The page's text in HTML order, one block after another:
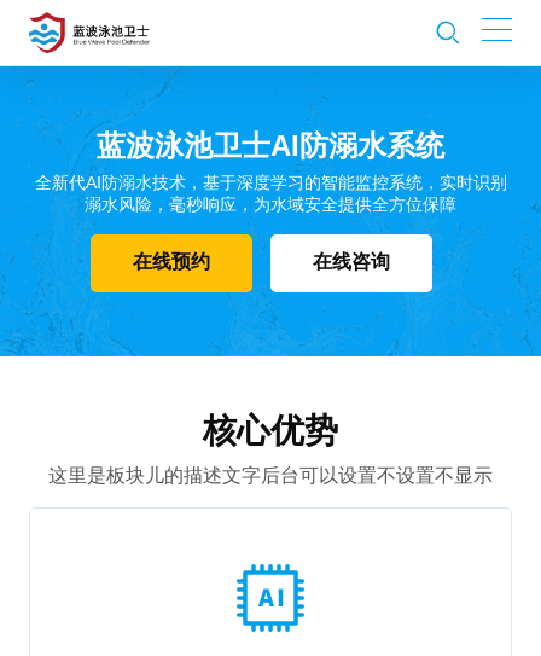
蓝波泳池卫士AI防溺水系统
全新代AI防溺水技术，基于深度学习的智能监控系统，实时识别
溺水风险，毫秒响应，为水域安全提供全方位保障
在线预约 在线咨询
核心优势
这里是板块儿的描述文字后台可以设置不设置不显示